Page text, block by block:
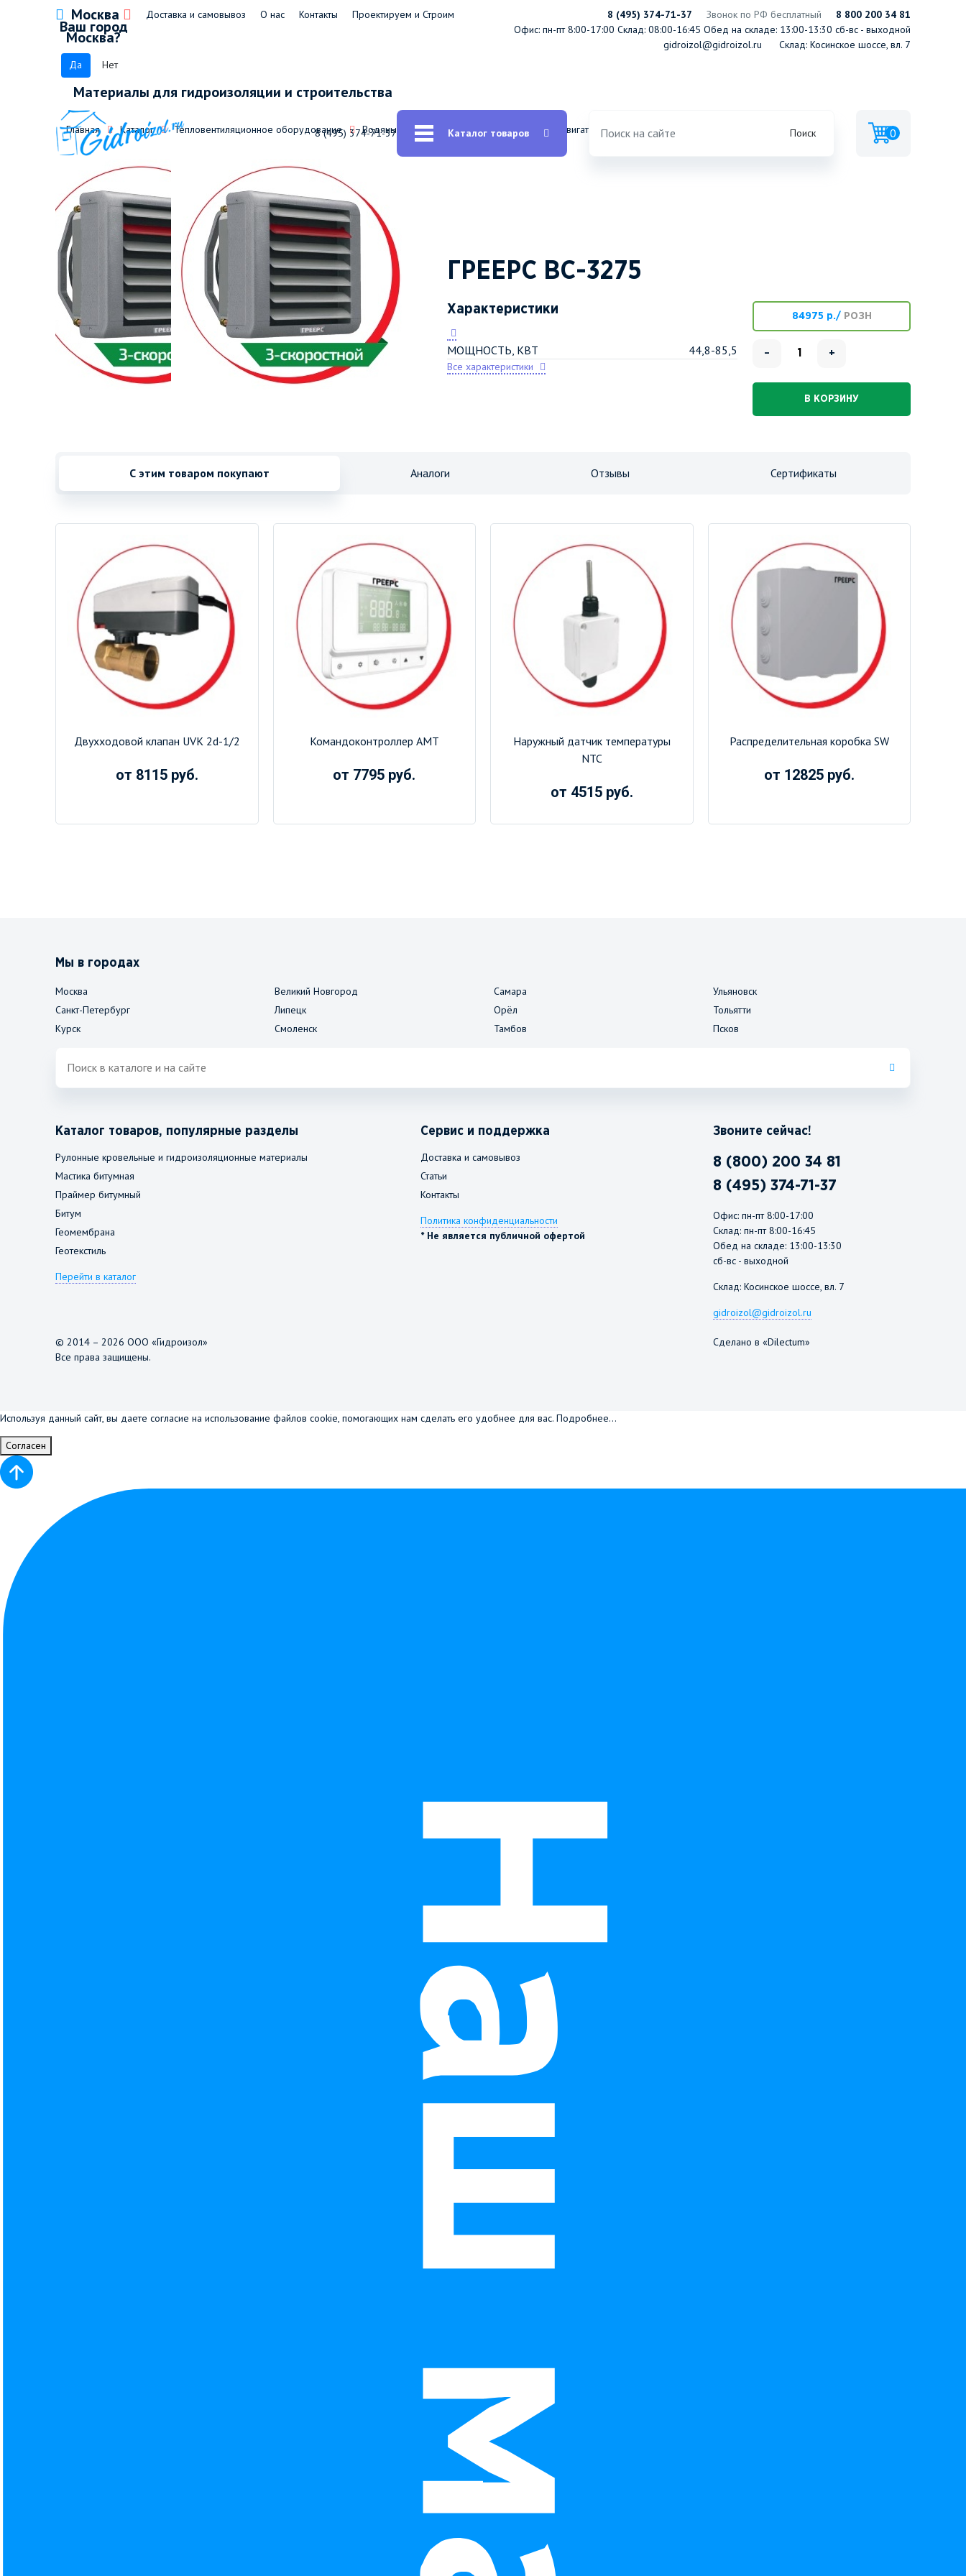
Москва
Ваш город
Москва?
Да Нет
Доставка и самовывоз О нас Контакты Проектируем и Строим
Материалы для гидроизоляции и строительства
8 (495) 374-71-37 Звонок по РФ бесплатный
8 800 200 34 81
Офис: пн-пт 8:00-17:00 Склад: 08:00-16:45 Обед на складе: 13:00-13:30 сб-вс - выходной
gidroizol@gidroizol.ru
Склад: Косинское шоссе, вл. 7
8 (495) 374-71-37 Каталог товаров Поиск 0
Главная Каталог Тепловентиляционное оборудование Водяные тепловентиляторы ГРЕЕРС ВС с АС двигателями
ГРЕЕРС ВС-3275
Характеристики
МОЩНОСТЬ, КВТ 44,8-85,5
Все характеристики
84975 р./РОЗН
– +
В КОРЗИНУ
С этим товаром покупают Аналоги Отзывы Сертификаты
Двухходовой клапан UVK 2d-1/2
от 8115 руб.
Командоконтроллер AМТ
от 7795 руб.
Наружный датчик температуры
NTC
от 4515 руб.
Распределительная коробка SW
от 12825 руб.
Мы в городах
Москва
Санкт-Петербург
Курск
Великий Новгород
Липецк
Смоленск
Самара
Орёл
Тамбов
Ульяновск
Тольятти
Псков
Каталог товаров, популярные разделы
Рулонные кровельные и гидроизоляционные материалы
Мастика битумная
Праймер битумный
Битум
Геомембрана
Геотекстиль
Перейти в каталог
Сервис и поддержка
Доставка и самовывоз
Статьи
Контакты
Политика конфиденциальности
* Не является публичной офертой
Звоните сейчас!
8 (800) 200 34 81
8 (495) 374-71-37
Офис: пн-пт 8:00-17:00
Склад: пн-пт 8:00-16:45
Обед на складе: 13:00-13:30
сб-вс - выходной
Склад: Косинское шоссе, вл. 7
gidroizol@gidroizol.ru
© 2014 – 2026 ООО «Гидроизол»
Все права защищены.
Сделано в «Dilectum»
Используя данный сайт, вы даете согласие на использование файлов cookie, помогающих нам сделать его удобнее для вас. Подробнее...
Согласен